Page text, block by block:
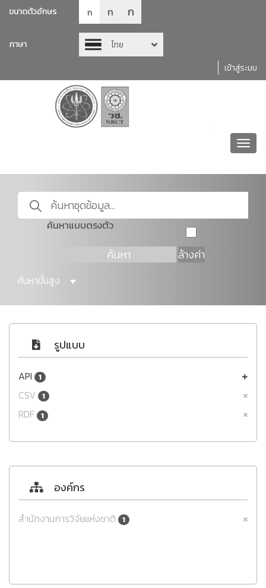
ขนาดตัวอักษร ก ก ก
ภาษา
ไทย
เข้าสู่ระบบ
ค้นหาแบบตรงตัว
ค้นหา ล้างค่า
ค้นหาขั้นสูง
รูปแบบ
API 1
CSV 1
RDF 1
องค์กร
สำนักงานการวิจัยแห่งชาติ 1